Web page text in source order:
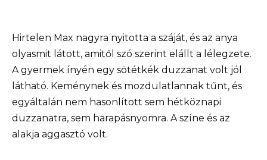
Hirtelen Max nagyra nyitotta a száját, és az anya
olyasmit látott, amitől szó szerint elállt a lélegzete.
A gyermek ínyén egy sötétkék duzzanat volt jól
látható. Keménynek és mozdulatlannak tűnt, és
egyáltalán nem hasonlított sem hétköznapi
duzzanatra, sem harapásnyomra. A színe és az
alakja aggasztó volt.